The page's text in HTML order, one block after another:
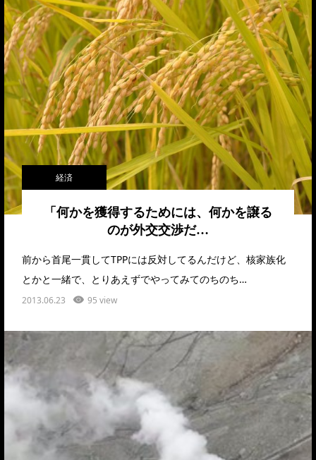
経済
「何かを獲得するためには、何かを譲る
のが外交交渉だ…
前から首尾一貫してTPPには反対してるんだけど、核家族化
とかと一緒で、とりあえずでやってみてのちのち…
2013.06.23 95 view